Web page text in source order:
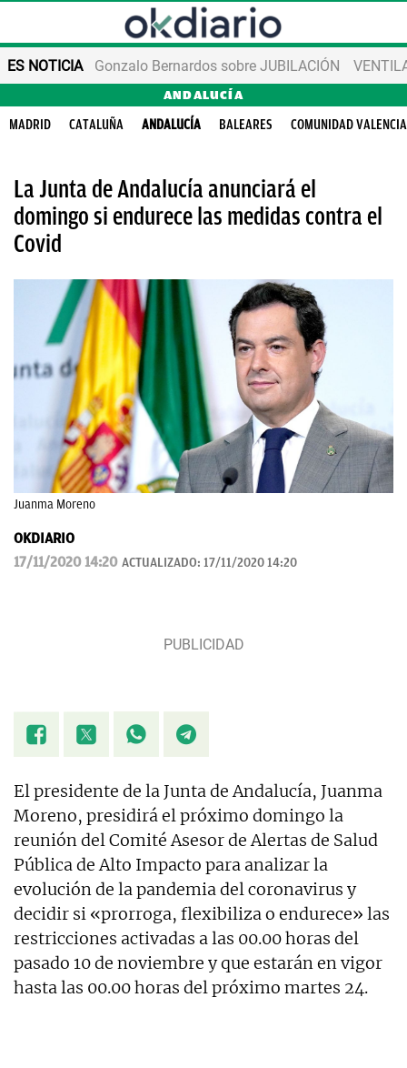
ES NOTICIA Gonzalo Bernardos sobre JUBILACIÓN
ANDALUCÍA
MADRID CATALUÑA ANDALUCÍA BALEARES COMUNIDAD
La Junta de Andalucía anunciará el
domingo si endurece las medidas contra el
Covid
Juanma Moreno
OKDIARIO
17/11/2020 14:20 ACTUALIZADO: 17/11/2020 14:20
El presidente de la Junta de Andalucía, Juanma
Moreno, presidirá el próximo domingo la
reunión del Comité Asesor de Alertas de Salud
Pública de Alto Impacto para analizar la
evolución de la pandemia del coronavirus y
decidir si «prorroga, flexibiliza o endurece» las
restricciones activadas a las 00.00 horas del
pasado 10 de noviembre y que estarán en vigor
hasta las 00.00 horas del próximo martes 24.